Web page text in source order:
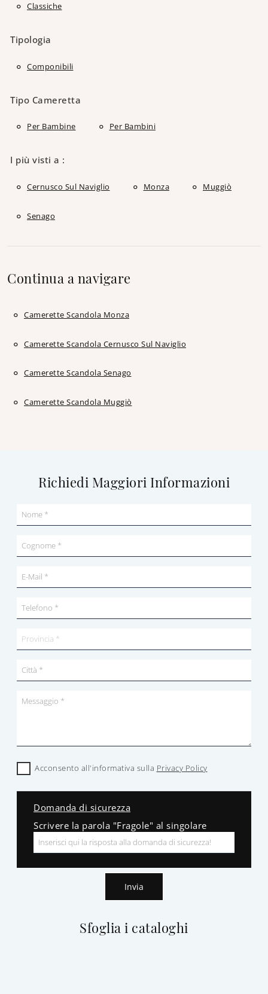
Classiche
Tipologia
Componibili
Tipo Cameretta
Per Bambine Per Bambini
I più visti a :
Cernusco Sul Naviglio Monza Muggiò
Senago
Continua a navigare
Camerette Scandola Monza
Camerette Scandola Cernusco Sul Naviglio
Camerette Scandola Senago
Camerette Scandola Muggiò
Sfoglia i cataloghi
Richiedi Maggiori Informazioni
Acconsento all'informativa sulla Privacy Policy
Domanda di sicurezza
Scrivere la parola "Fragole" al singolare
Invia